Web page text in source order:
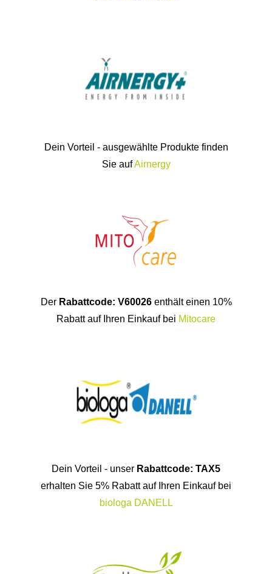
Dein Vorteil - ausgewählte Produkte finden
Sie aufAirnergy
Der Rabattcode: V60026 enthält einen 10%
Rabatt auf Ihren Einkauf bei Mitocare
Dein Vorteil - unser Rabattcode: TAX5
erhalten Sie 5% Rabatt auf Ihren Einkauf bei
biologa DANELL